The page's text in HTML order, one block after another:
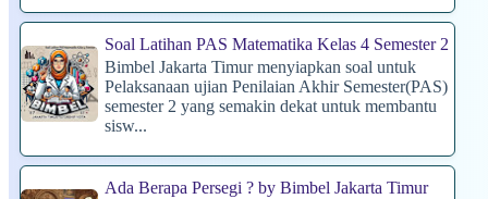
Soal Latihan PAS Matematika Kelas 4 Semester 2
Bimbel Jakarta Timur menyiapkan soal untuk
Pelaksanaan ujian Penilaian Akhir Semester(PAS)
semester 2 yang semakin dekat untuk membantu
sisw...
Ada Berapa Persegi ? by Bimbel Jakarta Timur